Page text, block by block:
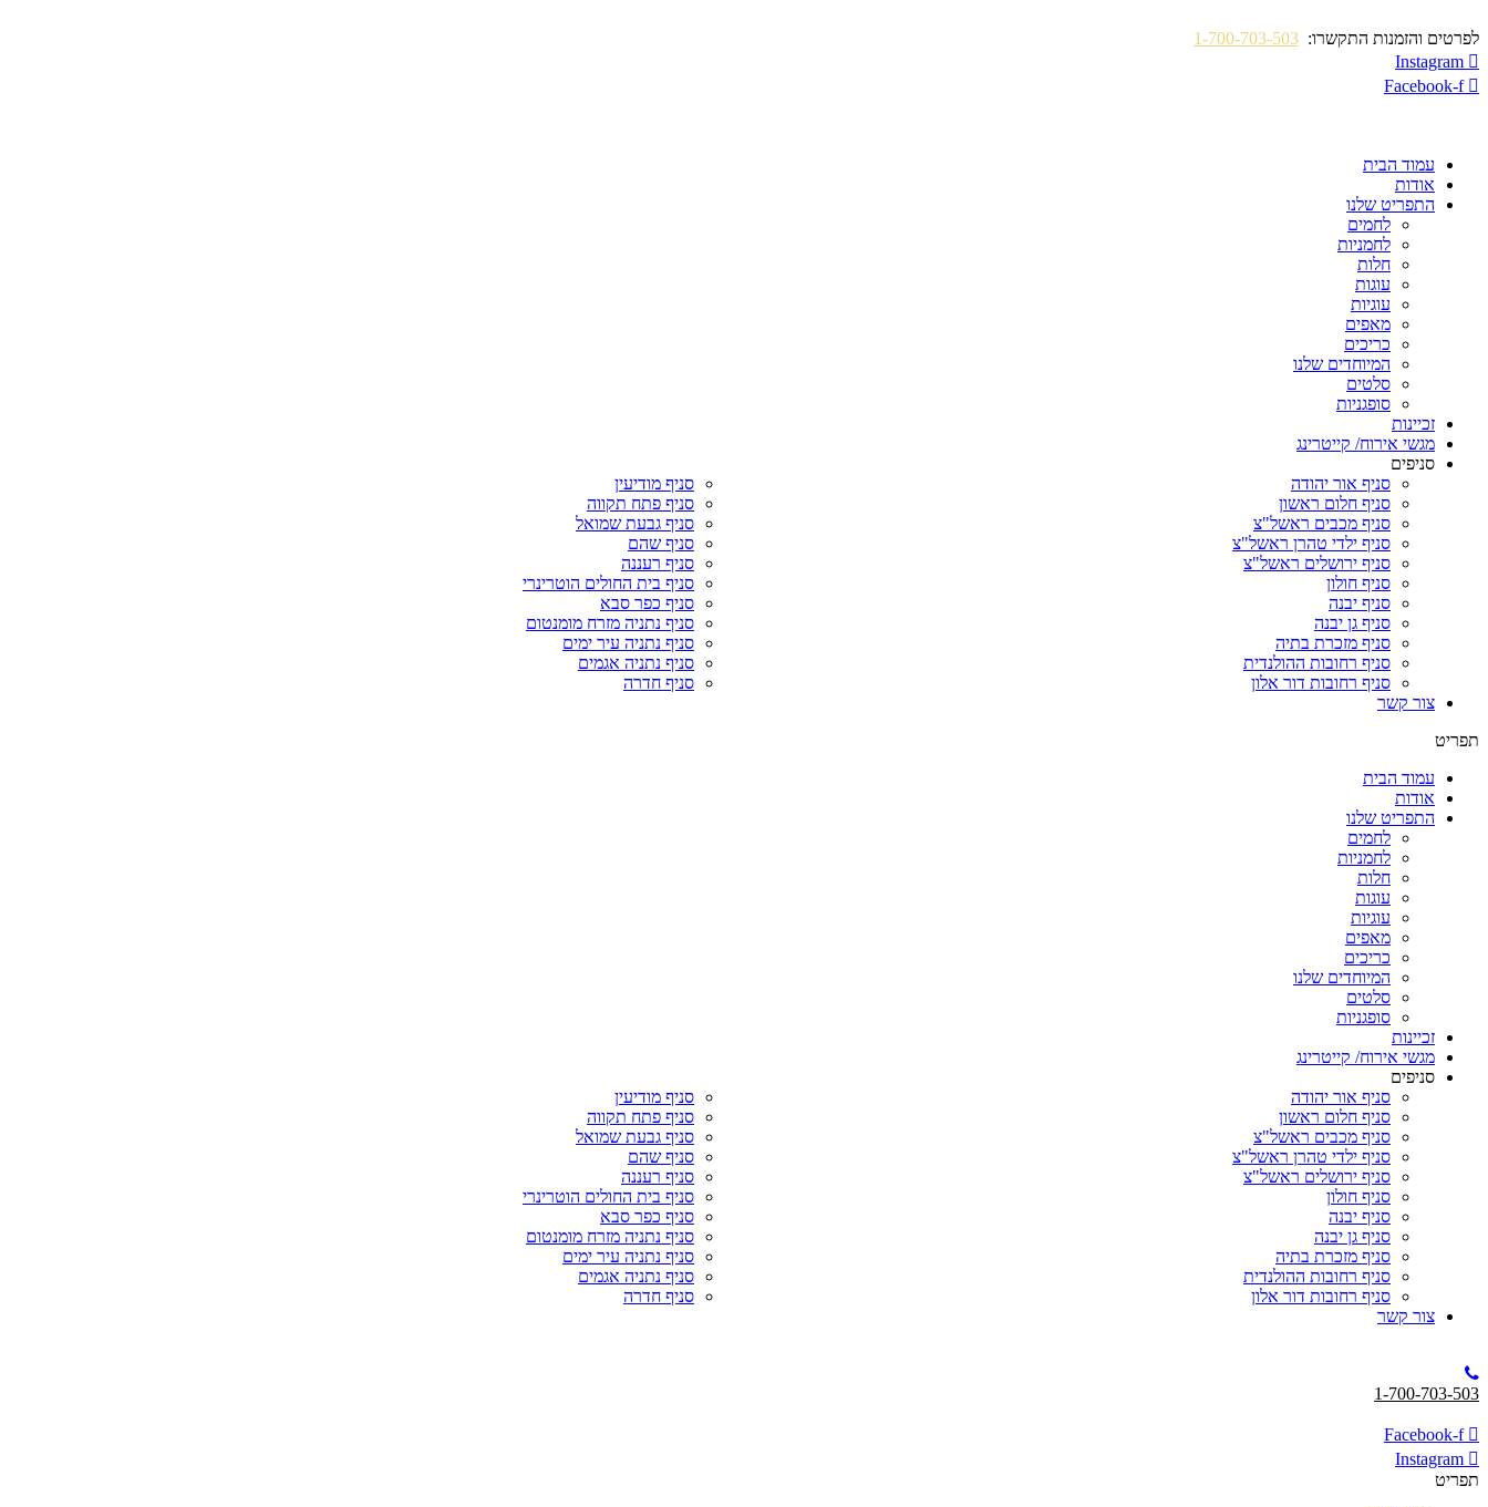
לפרטים והזמנות התקשרו: 1-700-703-503
Instagram
Facebook-f
עמוד הבית
אודות
התפריט שלנו
לחמים
לחמניות
חלות
עוגות
עוגיות
מאפים
כריכים
המיוחדים שלנו
סלטים
סופגניות
זכיינות
מגשי אירוח/ קייטרינג
סניפים
סניף אור יהודה
סניף חלום ראשון
סניף מכבים ראשל"צ
סניף ילדי טהרן ראשל"צ
סניף ירושלים ראשל"צ
סניף חולון
סניף יבנה
סניף גן יבנה
סניף מזכרת בתיה
סניף רחובות ההולנדית
סניף רחובות דור אלון
סניף מודיעין
סניף פתח תקווה
סניף גבעת שמואל
סניף שהם
סניף רעננה
סניף בית החולים הוטרינרי
סניף כפר סבא
סניף נתניה מזרח מומנטום
סניף נתניה עיר ימים
סניף נתניה אגמים
סניף חדרה
צור קשר
תפריט
עמוד הבית
אודות
התפריט שלנו
לחמים
לחמניות
חלות
עוגות
עוגיות
מאפים
כריכים
המיוחדים שלנו
סלטים
סופגניות
זכיינות
מגשי אירוח/ קייטרינג
סניפים
סניף אור יהודה
סניף חלום ראשון
סניף מכבים ראשל"צ
סניף ילדי טהרן ראשל"צ
סניף ירושלים ראשל"צ
סניף חולון
סניף יבנה
סניף גן יבנה
סניף מזכרת בתיה
סניף רחובות ההולנדית
סניף רחובות דור אלון
סניף מודיעין
סניף פתח תקווה
סניף גבעת שמואל
סניף שהם
סניף רעננה
סניף בית החולים הוטרינרי
סניף כפר סבא
סניף נתניה מזרח מומנטום
סניף נתניה עיר ימים
סניף נתניה אגמים
סניף חדרה
צור קשר
1-700-703-503
Facebook-f
Instagram
תפריט